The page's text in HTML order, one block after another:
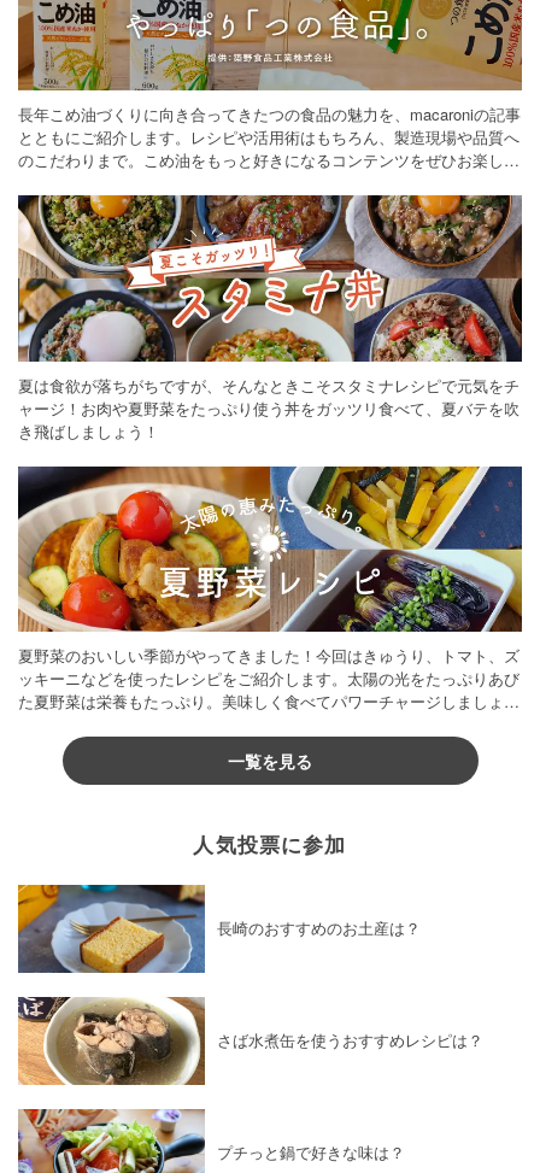
長年こめ油づくりに向き合ってきたつの食品の魅力を、macaroniの記事
とともにご紹介します。レシピや活用術はもちろん、製造現場や品質へ
のこだわりまで。こめ油をもっと好きになるコンテンツをぜひお楽しみ
夏は食欲が落ちがちですが、そんなときこそスタミナレシピで元気をチ
ャージ！お肉や夏野菜をたっぷり使う丼をガッツリ食べて、夏バテを吹
き飛ばしましょう！
夏野菜のおいしい季節がやってきました！今回はきゅうり、トマト、ズ
ッキーニなどを使ったレシピをご紹介します。太陽の光をたっぷりあび
た夏野菜は栄養もたっぷり。美味しく食べてパワーチャージしましょう
一覧を見る
人気投票に参加
長崎のおすすめのお土産は？
さば水煮缶を使うおすすめレシピは？
プチっと鍋で好きな味は？